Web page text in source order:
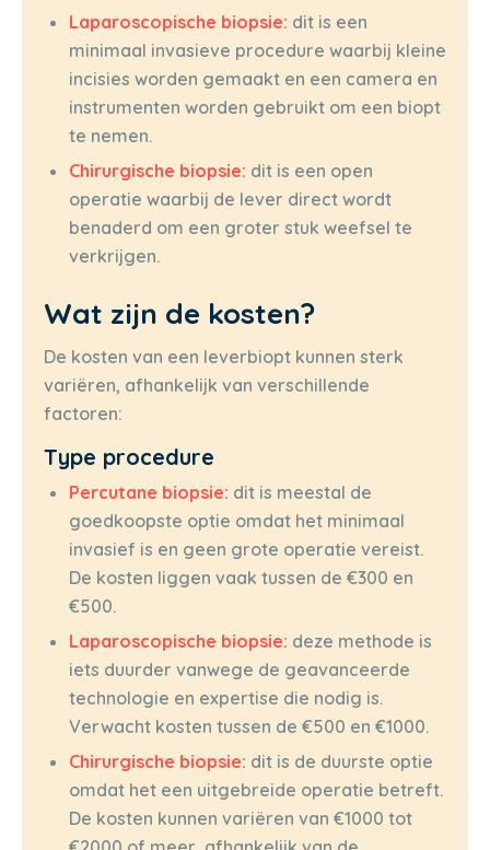
Laparoscopische biopsie: dit is een
minimaal invasieve procedure waarbij kleine
incisies worden gemaakt en een camera en
instrumenten worden gebruikt om een biopt
te nemen.
Chirurgische biopsie: dit is een open
operatie waarbij de lever direct wordt
benaderd om een groter stuk weefsel te
verkrijgen.
Wat zijn de kosten?
De kosten van een leverbiopt kunnen sterk
variëren, afhankelijk van verschillende
factoren:
Type procedure
Percutane biopsie: dit is meestal de
goedkoopste optie omdat het minimaal
invasief is en geen grote operatie vereist.
De kosten liggen vaak tussen de €300 en
€500.
Laparoscopische biopsie: deze methode is
iets duurder vanwege de geavanceerde
technologie en expertise die nodig is.
Verwacht kosten tussen de €500 en €1000.
Chirurgische biopsie: dit is de duurste optie
omdat het een uitgebreide operatie betreft.
De kosten kunnen variëren van €1000 tot